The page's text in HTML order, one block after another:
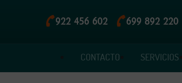
922 456 602 699 892 220
CONTACTO SERVICIOS